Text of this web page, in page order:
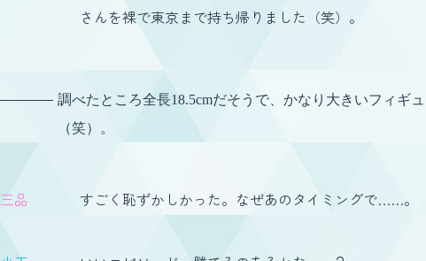
さんを裸で東京まで持ち帰りました（笑）。
調べたところ全長18.5cmだそうで、かなり大きいフィギ
（笑）。
三品 すごく恥ずかしかった。なぜあのタイミングで……。